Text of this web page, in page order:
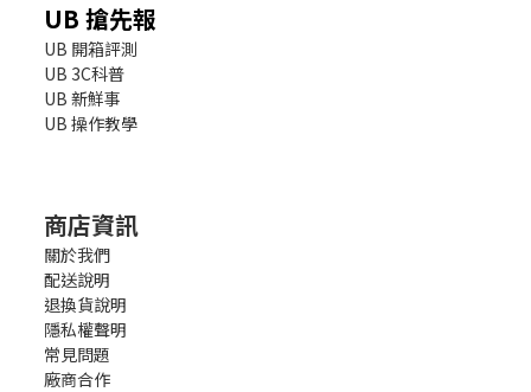
UB 搶先報
UB 開箱評測
UB 3C科普
UB 新鮮事
UB 操作教學
商店資訊
關於我們
配送說明
退換貨說明
隱私權聲明
常見問題
廠商合作